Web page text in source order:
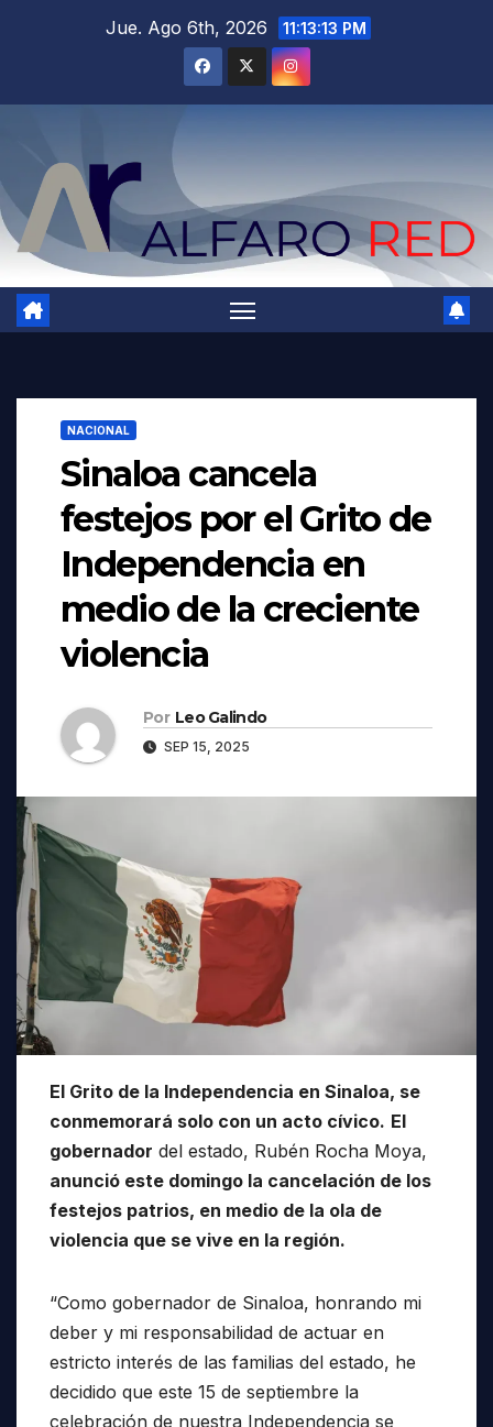
Jue. Ago 6th, 2026 11:13:14 PM
NACIONAL
Sinaloa cancela
festejos por el Grito de
Independencia en
medio de la creciente
violencia
Por Leo Galindo
SEP 15, 2025
El Grito de la Independencia en Sinaloa, se
conmemorará solo con un acto cívico. El
gobernador del estado, Rubén Rocha Moya,
anunció este domingo la cancelación de los
festejos patrios, en medio de la ola de
violencia que se vive en la región.
“Como gobernador de Sinaloa, honrando mi
deber y mi responsabilidad de actuar en
estricto interés de las familias del estado, he
decidido que este 15 de septiembre la
celebración de nuestra Independencia se